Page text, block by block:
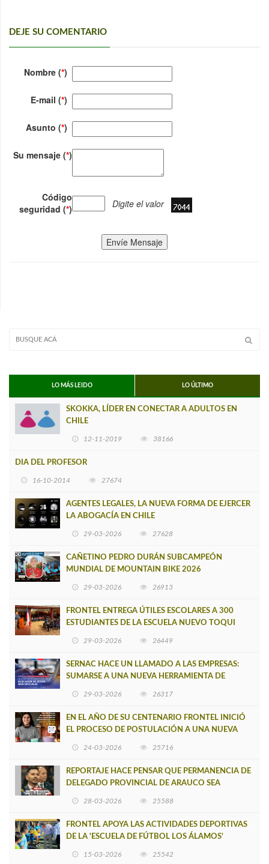
DEJE SU COMENTARIO
Nombre (*)
E-mail (*)
Asunto (*)
Su mensaje (*)
Código
seguridad (*) Digite el valor
Envíe Mensaje
LO MÁS LEIDO LO ÚLTIMO
SKOKKA, LÍDER EN CONECTAR A ADULTOS EN
CHILE
12-11-2019 38166
DIA DEL PROFESOR
16-10-2014 27674
AGENTES LEGALES, LA NUEVA FORMA DE EJERCER
LA ABOGACÍA EN CHILE
29-03-2026 27628
CAÑETINO PEDRO DURÁN SUBCAMPEÓN
MUNDIAL DE MOUNTAIN BIKE 2026
29-03-2026 26913
FRONTEL ENTREGA ÚTILES ESCOLARES A 300
ESTUDIANTES DE LA ESCUELA NUEVO TOQUI
29-03-2026 26449
SERNAC HACE UN LLAMADO A LAS EMPRESAS:
SUMARSE A UNA NUEVA HERRAMIENTA DE
29-03-2026 26317
EN EL AÑO DE SU CENTENARIO FRONTEL INICIÓ
EL PROCESO DE POSTULACIÓN A UNA NUEVA
24-03-2026 25716
REPORTAJE HACE PENSAR QUE PERMANENCIA DE
DELEGADO PROVINCIAL DE ARAUCO SEA
28-03-2026 25588
FRONTEL APOYA LAS ACTIVIDADES DEPORTIVAS
DE LA 'ESCUELA DE FÚTBOL LOS ÁLAMOS'
15-03-2026 25542